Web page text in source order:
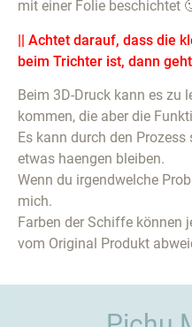
mit einer Folie beschichtet
|| Achtet darauf, dass die
beim Trichter ist, dann
Beim 3D-Druck kann es zu
kommen, die aber die
Es kann durch den
etwas haengen bleiben.
Wenn du irgendwelche
mich.
Farben der Schiffe können
vom Original Produkt